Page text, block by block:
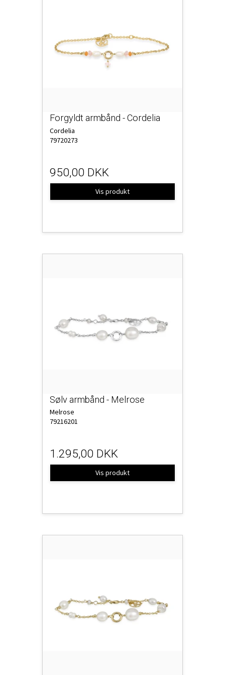
Forgyldt armbånd - Cordelia
Cordelia
79720273
950,00 DKK
Vis produkt
Sølv armbånd - Melrose
Melrose
79216201
1.295,00 DKK
Vis produkt